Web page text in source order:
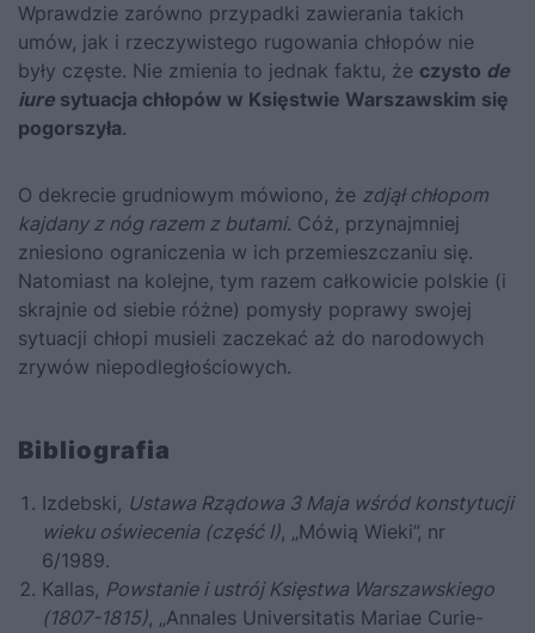
Wprawdzie zarówno przypadki zawierania takich
umów, jak i rzeczywistego rugowania chłopów nie
były częste. Nie zmienia to jednak faktu, że czysto de
iure sytuacja chłopów w Księstwie Warszawskim się
pogorszyła.
O dekrecie grudniowym mówiono, że zdjął chłopom
kajdany z nóg razem z butami. Cóż, przynajmniej
zniesiono ograniczenia w ich przemieszczaniu się.
Natomiast na kolejne, tym razem całkowicie polskie (i
skrajnie od siebie różne) pomysły poprawy swojej
sytuacji chłopi musieli zaczekać aż do narodowych
zrywów niepodległościowych.
Bibliografia
Izdebski, Ustawa Rządowa 3 Maja wśród konstytucji
wieku oświecenia (część I), „Mówią Wieki”, nr
6/1989.
Kallas, Powstanie i ustrój Księstwa Warszawskiego
(1807-1815), „Annales Universitatis Mariae Curie-